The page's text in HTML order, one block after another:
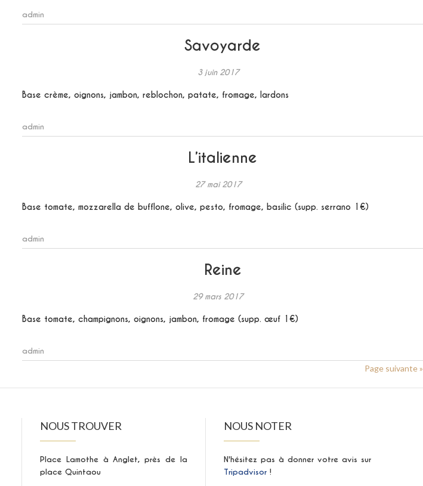
admin
Savoyarde
3 juin 2017
Base crème, oignons, jambon, reblochon, patate, fromage, lardons
admin
L’italienne
27 mai 2017
Base tomate, mozzarella de bufflone, olive, pesto, fromage, basilic (supp. serrano 1€)
admin
Reine
29 mars 2017
Base tomate, champignons, oignons, jambon, fromage (supp. œuf 1€)
admin
Page suivante »
NOUS TROUVER
Place Lamothe à Anglet, près de la
place Quintaou
NOUS NOTER
N'hésitez pas à donner votre avis sur
Tripadvisor !